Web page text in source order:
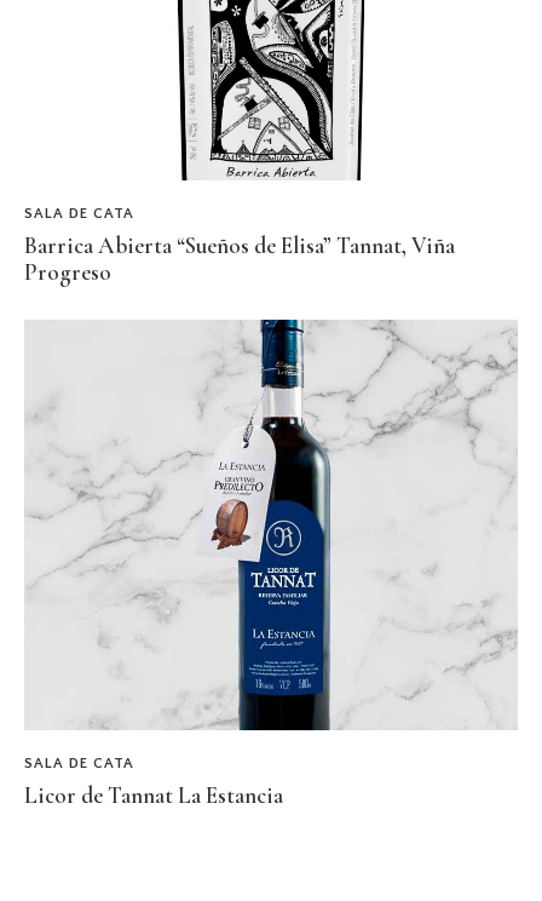
SALA DE CATA
Barrica Abierta “Sueños de Elisa” Tannat, Viña
Progreso
SALA DE CATA
Licor de Tannat La Estancia